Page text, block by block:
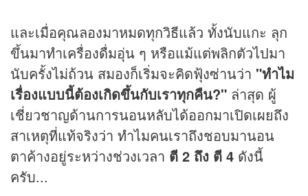
และเมื่อคุณลองมาหมดทุกวิธีแล้ว ทั้งนับแกะ ลุก
ขึ้นมาทำเครื่องดื่มอุ่น ๆ หรือแม้แต่พลิกตัวไปมา
นับครั้งไม่ถ้วน สมองก็เริ่มจะคิดฟุ้งซ่านว่า "ทำไม
เรื่องแบบนี้ต้องเกิดขึ้นกับเราทุกคืน?" ล่าสุด ผู้
เชี่ยวชาญด้านการนอนหลับได้ออกมาเปิดเผยถึง
สาเหตุที่แท้จริงว่า ทำไมคนเราถึงชอบมานอน
ตาค้างอยู่ระหว่างช่วงเวลา ตี 2 ถึง ตี 4 ดังนี้
ครับ...